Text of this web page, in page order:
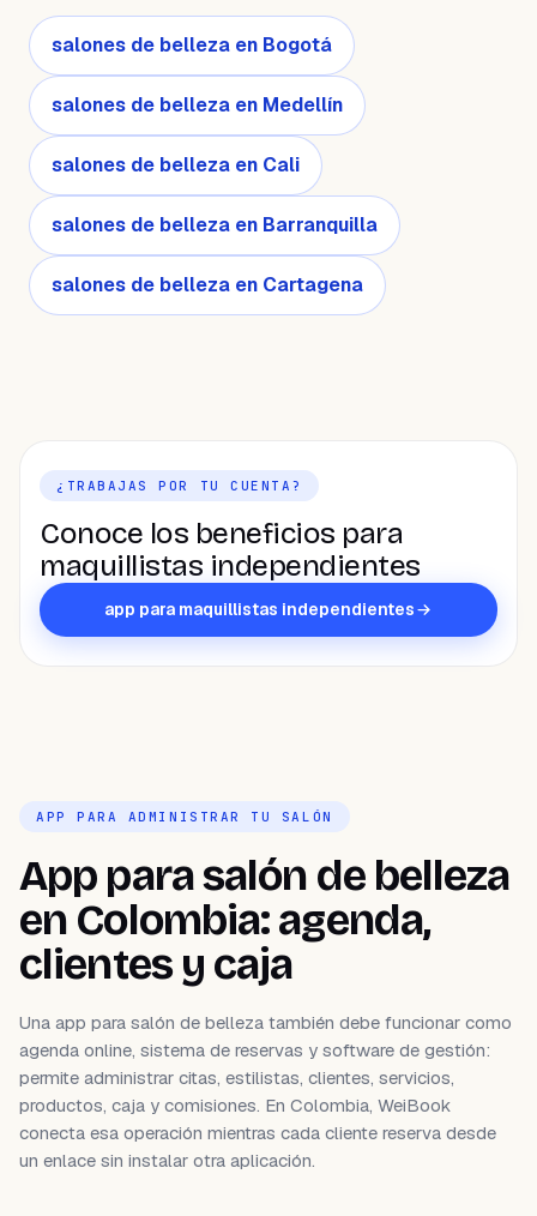
salones de belleza en Bogotá
salones de belleza en Medellín
salones de belleza en Cali
salones de belleza en Barranquilla
salones de belleza en Cartagena
¿TRABAJAS POR TU CUENTA?
Conoce los beneficios para
maquillistas independientes
app para maquillistas independientes
APP PARA ADMINISTRAR TU SALÓN
App para salón de belleza
en Colombia: agenda,
clientes y caja
Una app para salón de belleza también debe funcionar como
agenda online, sistema de reservas y software de gestión:
permite administrar citas, estilistas, clientes, servicios,
productos, caja y comisiones. En Colombia, WeiBook
conecta esa operación mientras cada cliente reserva desde
un enlace sin instalar otra aplicación.